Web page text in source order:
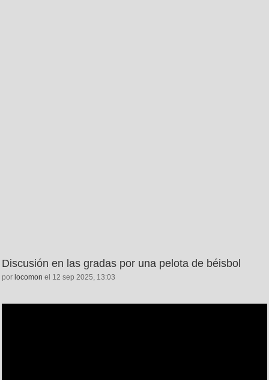
Discusión en las gradas por una pelota de béisbol
por locomon el 12 sep 2025, 13:03